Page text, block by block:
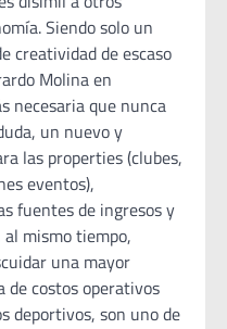
Siendo solo un
creatividad de escaso
Molina en
necesaria que nunca
un nuevo y
las properties (clubes,
eventos),
fuentes de ingresos y
mismo tiempo,
una mayor
costos operativos
deportivos, son uno de